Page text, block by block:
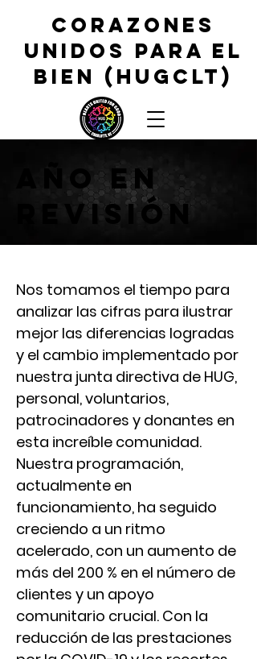
CORAZONES
UNIDOS PARA EL
BIEN (HUGCLT)
AÑO EN
REVISIÓN
Nos tomamos el tiempo para
analizar las cifras para ilustrar
mejor las diferencias logradas
y el cambio implementado por
nuestra junta directiva de HUG,
personal, voluntarios,
patrocinadores y donantes en
esta increíble comunidad.
Nuestra programación,
actualmente en
funcionamiento, ha seguido
creciendo a un ritmo
acelerado, con un aumento de
más del 200 % en el número de
clientes y un apoyo
comunitario crucial. Con la
reducción de las prestaciones